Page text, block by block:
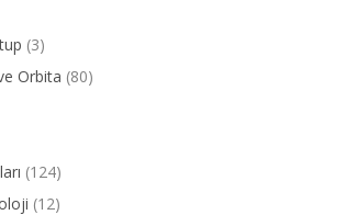
(3)
Orbita (80)
(124)
(12)